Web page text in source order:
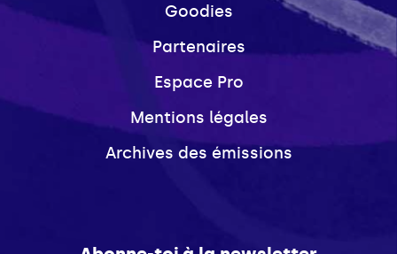
Goodies
Partenaires
Espace Pro
Mentions légales
Archives des émissions